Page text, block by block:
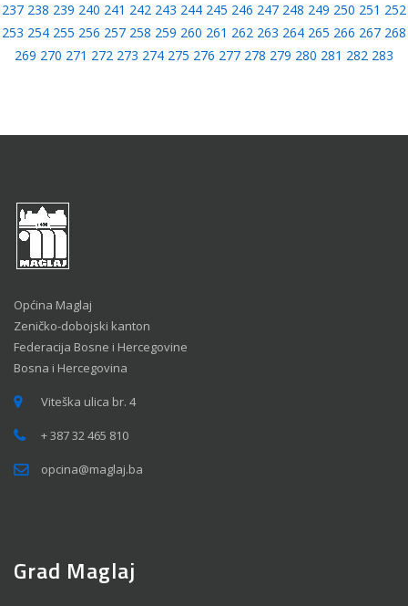
237 238 239 240 241 242 243 244 245 246 247 248 249 250 251 252
253 254 255 256 257 258 259 260 261 262 263 264 265 266 267 268
269 270 271 272 273 274 275 276 277 278 279 280 281 282 283
Općina Maglaj
Zeničko-dobojski kanton
Federacija Bosne i Hercegovine
Bosna i Hercegovina
Viteška ulica br. 4
+ 387 32 465 810
opcina@maglaj.ba
Grad Maglaj